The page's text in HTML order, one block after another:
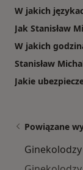
W jakich
Jak Stanisław
W jakich
Stanisław
Jakie
Powiązane